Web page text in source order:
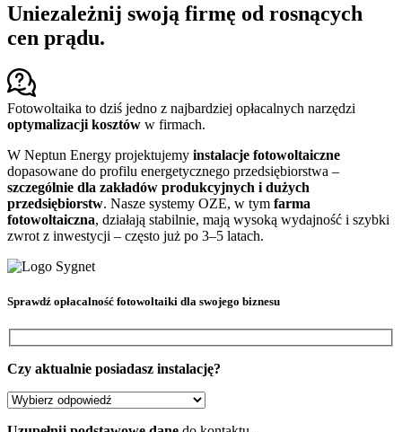
Uniezależnij swoją firmę od rosnących
cen prądu.
Fotowoltaika to dziś jedno z najbardziej opłacalnych narzędzi
optymalizacji kosztów w firmach.
W Neptun Energy projektujemy instalacje fotowoltaiczne
dopasowane do profilu energetycznego przedsiębiorstwa –
szczególnie dla zakładów produkcyjnych i dużych
przedsiębiorstw. Nasze systemy OZE, w tym farma
fotowoltaiczna, działają stabilnie, mają wysoką wydajność i szybki
zwrot z inwestycji – często już po 3–5 latach.
Sprawdź opłacalność fotowoltaiki dla swojego biznesu
Czy aktualnie posiadasz instalację?